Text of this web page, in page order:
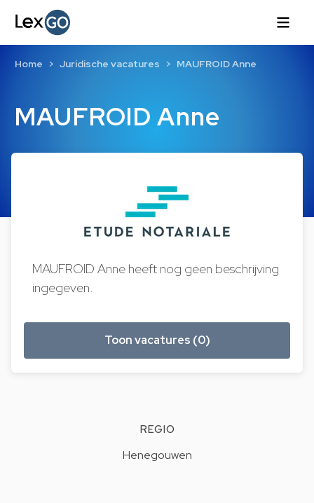
MAUFROID Anne
Home Juridische vacatures MAUFROID Anne
MAUFROID Anne heeft nog geen beschrijving
ingegeven.
Toon vacatures (0)
REGIO
Henegouwen